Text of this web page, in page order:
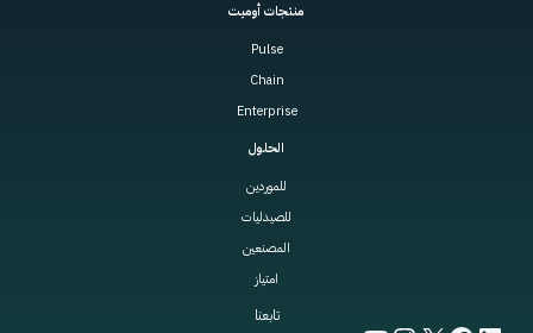
منتجات أوميت
Pulse
Chain
Enterprise
الحلول
للموردين
للصيدليات
المصنعين
امتياز
تابعنا